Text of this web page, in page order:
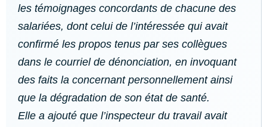
les témoignages concordants de chacune des
salariées, dont celui de l’intéressée qui avait
confirmé les propos tenus par ses collègues
dans le courriel de dénonciation, en invoquant
des faits la concernant personnellement ainsi
que la dégradation de son état de santé.
Elle a ajouté que l’inspecteur du travail avait